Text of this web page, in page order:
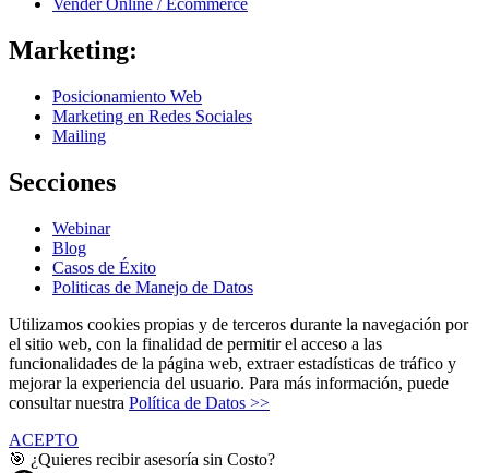
Vender Online / Ecommerce
Marketing:
Posicionamiento Web
Marketing en Redes Sociales
Mailing
Secciones
Webinar
Blog
Casos de Éxito
Politicas de Manejo de Datos
Utilizamos cookies propias y de terceros durante la navegación por
el sitio web, con la finalidad de permitir el acceso a las
funcionalidades de la página web, extraer estadísticas de tráfico y
mejorar la experiencia del usuario. Para más información, puede
consultar nuestra Política de Datos >>
ACEPTO
🎯 ¿Quieres recibir asesoría sin Costo?